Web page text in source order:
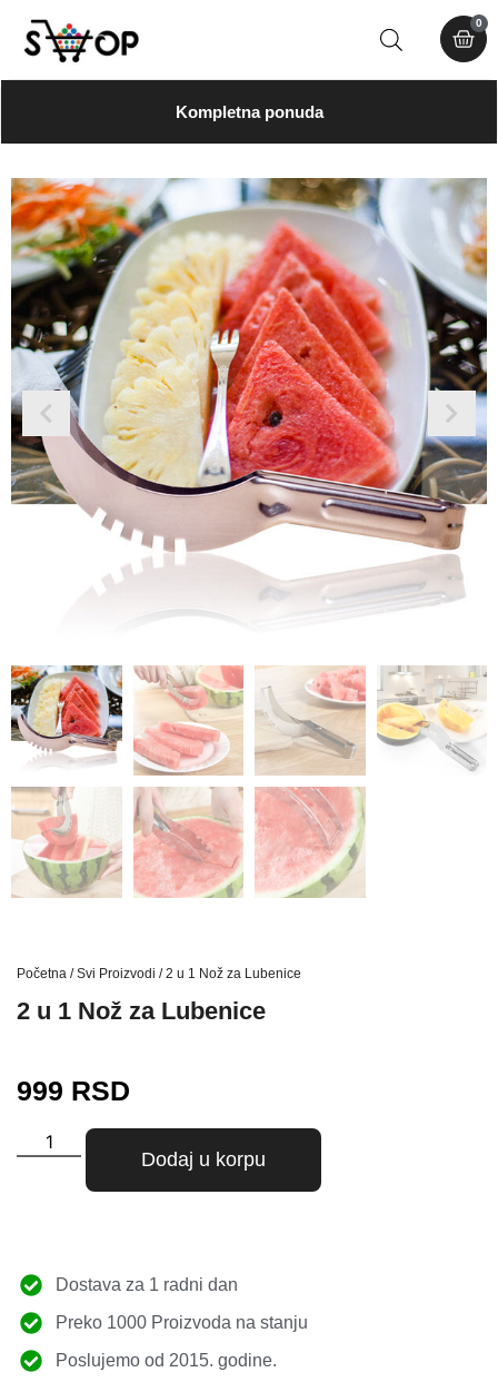
0
Kompletna ponuda
Početna /Svi Proizvodi / 2 u 1 Nož za Lubenice
2 u 1 Nož za Lubenice
999 RSD
Dodaj u korpu
Dostava za 1 radni dan
Preko 1000 Proizvoda na stanju
Poslujemo od 2015. godine.